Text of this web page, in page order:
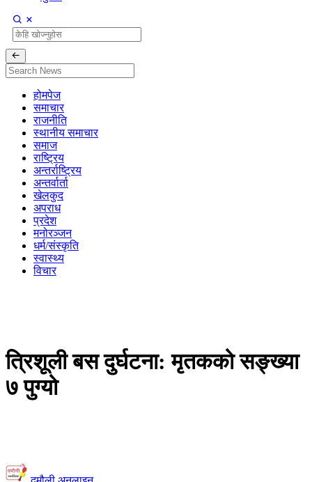
होमपेज
समाचार
राजनीति
स्थानीय समाचार
समाज
राष्ट्रिय
अन्तर्राष्ट्रिय
अन्तर्वार्ता
खेलकुद
अपराध
प्रदेश
मनोरञ्जन
धर्म/संस्कृति
स्वास्थ्य
विचार
त्रिशूली बस दुर्घटना: मृतकको सङ्ख्या
७ पुग्यो